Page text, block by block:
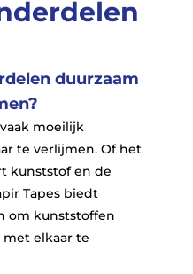
duurzaam
moeilijk
te verlijmen. Of het
kunststof en de
Tapes biedt
om kunststoffen
met elkaar te